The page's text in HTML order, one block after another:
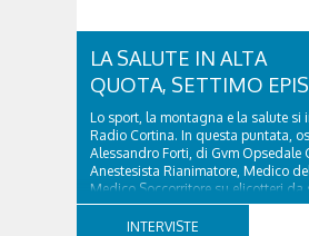
LA SALUTE IN ALTA
QUOTA, SETTIMO
Lo sport, la montagna e la salute si
Radio Cortina. In questa puntata,
Alessandro Forti, di Gvm Opsedale
Anestesista Rianimatore, Medico
Medico Soccorritore su elicotteri da
l'ingegner Michele Titton, delegato
INTERVISTE